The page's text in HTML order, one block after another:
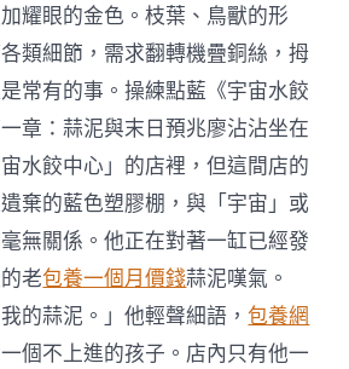
耀眼的金色。枝葉、鳥獸的形
類細節，需求翻轉機疊銅絲，拇
常有的事。操練點藍《宇宙水餃
章：蒜泥與末日預兆廖沾沾坐在
水餃中心」的店裡，但這間店的
棄的藍色塑膠棚，與「宇宙」或
毫無關係。他正在對著一缸已經發
老包養一個月價錢蒜泥嘆氣。
我的蒜泥。」他輕聲細語，包養網
個不上進的孩子。店內只有他一